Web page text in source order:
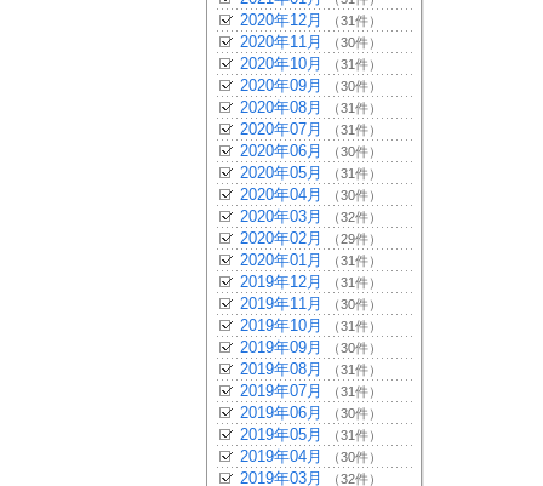
2020年12月 （31件）
2020年11月 （30件）
2020年10月 （31件）
2020年09月 （30件）
2020年08月 （31件）
2020年07月 （31件）
2020年06月 （30件）
2020年05月 （31件）
2020年04月 （30件）
2020年03月 （32件）
2020年02月 （29件）
2020年01月 （31件）
2019年12月 （31件）
2019年11月 （30件）
2019年10月 （31件）
2019年09月 （30件）
2019年08月 （31件）
2019年07月 （31件）
2019年06月 （30件）
2019年05月 （31件）
2019年04月 （30件）
2019年03月 （32件）